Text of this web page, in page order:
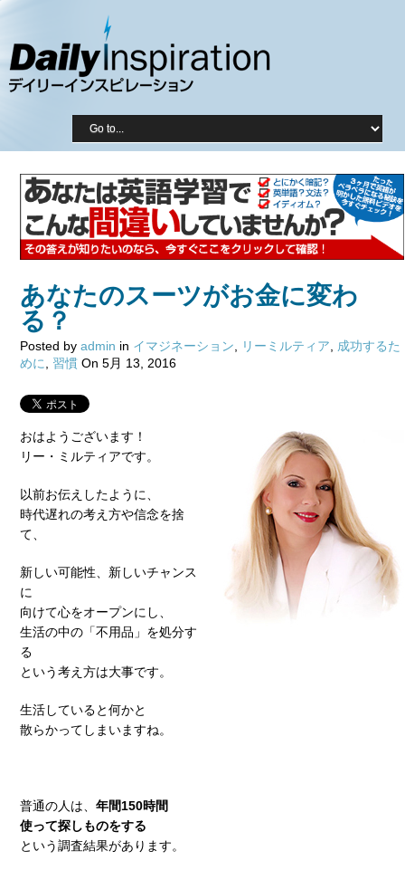
あなたのスーツがお金に変わ
る？
Posted by admin in イマジネーション リーミルティア
成功するた
めに
習慣 On 5月 13, 2016
おはようございます！
リー・ミルティアです。
以前お伝えしたように、
時代遅れの考え方や信念を捨
て、
新しい可能性、新しいチャンス
に
向けて心をオープンにし、
生活の中の「不用品」を処分す
る
という考え方は大事です。
生活していると何かと
散らかってしまいますね。
普通の人は、 年間150時間
使って探しものをする
という調査結果があります。